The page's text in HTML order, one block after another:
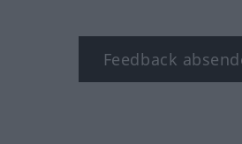
Feedback